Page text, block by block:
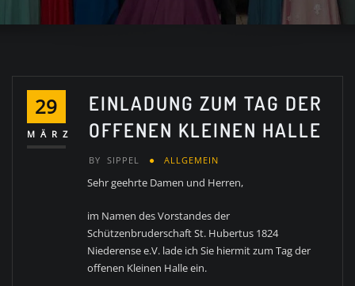
29
MÄRZ
EINLADUNG ZUM TAG DER
OFFENEN KLEINEN HALLE
BY SIPPEL ALLGEMEIN
Sehr geehrte Damen und Herren,
im Namen des Vorstandes der
Schützenbruderschaft St. Hubertus 1824
Niederense e.V. lade ich Sie hiermit zum Tag der
offenen Kleinen Halle ein.